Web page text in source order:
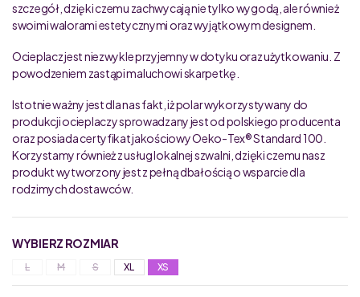
szczegół, dzięki czemu zachwycają nie tylko wygodą, ale również
swoimi walorami estetycznymi oraz wyjątkowym designem.
Ocieplacz jest niezwykle przyjemny w dotyku oraz użytkowaniu. Z
powodzeniem zastąpi maluchowi skarpetkę.
Istotnie ważny jest dla nas fakt, iż polar wykorzystywany do
produkcji ocieplaczy sprowadzany jest od polskiego producenta
oraz posiada certyfikat jakościowy Oeko-Tex® Standard 100.
Korzystamy również z usług lokalnej szwalni, dzięki czemu nasz
produkt wytworzony jest z pełną dbałością o wsparcie dla
rodzimych dostawców.
WYBIERZ ROZMIAR
L M S XL XS